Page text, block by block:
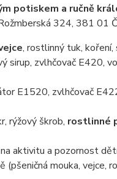
potiskem a ručně
324, 381 01
, rostlinný tuk,
sirup, zvlhčovač
E1520, zvlhčovač
rýžový škrob, rostlinné
aktivitu a pozornost
mouka, vejce,